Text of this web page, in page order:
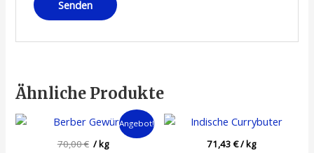
Ähnliche Produkte
Angebot!
70,00€ /kg
71,43€/kg